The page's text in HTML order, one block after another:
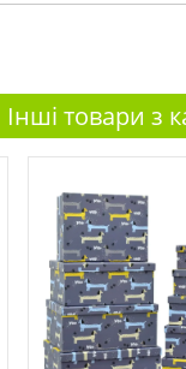
Інші товари з